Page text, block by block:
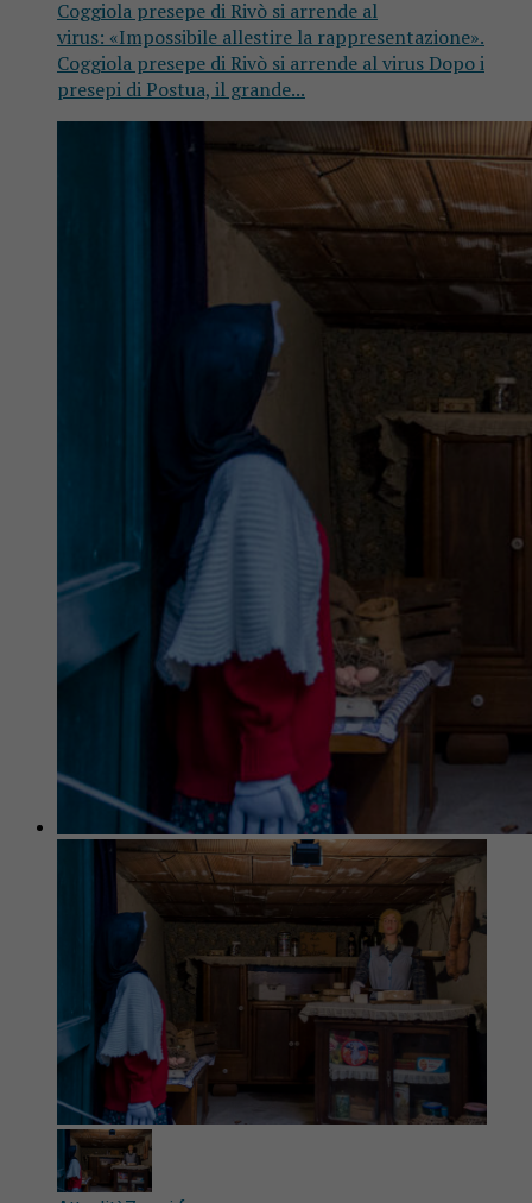
Coggiola presepe di Rivò si arrende al
virus: «Impossibile allestire la rappresentazione».
Coggiola presepe di Rivò si arrende al virus Dopo i
presepi di Postua, il grande...